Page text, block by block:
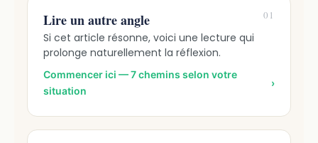
01
Lire un autre angle
Si cet article résonne, voici une lecture qui
prolonge naturellement la réflexion.
Commencer ici — 7 chemins selon votre
situation
›